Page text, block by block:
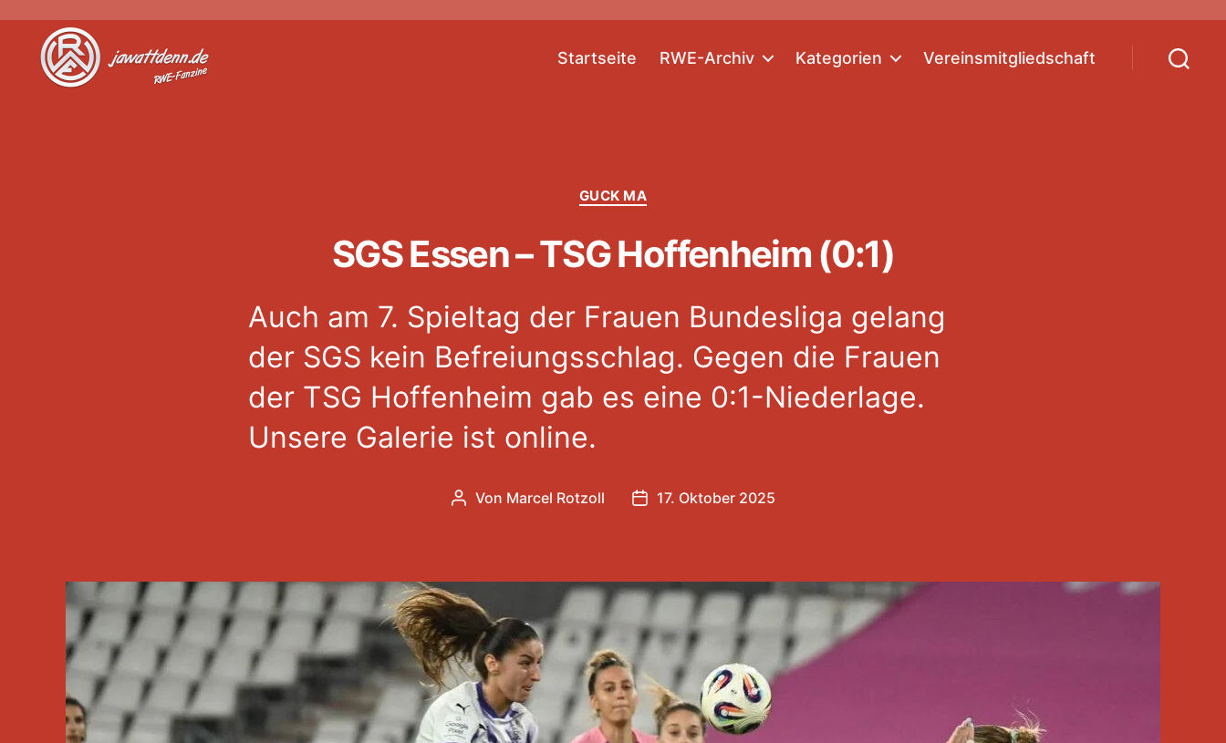
Startseite RWE-Archiv Kategorien Vereinsmitgliedschaft
Kategorien
GUCK MA
SGS Essen – TSG Hoffenheim (0:1)
Auch am 7. Spieltag der Frauen Bundesliga gelang
der SGS kein Befreiungsschlag. Gegen die Frauen
der TSG Hoffenheim gab es eine 0:1-Niederlage.
Unsere Galerie ist online.
Beitragsautor
Von Marcel Rotzoll Veröffentlichungsdatum
17. Oktober 2025